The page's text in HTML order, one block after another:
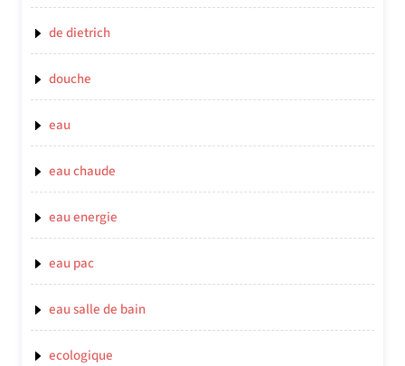
de dietrich
douche
eau
eau chaude
eau energie
eau pac
eau salle de bain
ecologique